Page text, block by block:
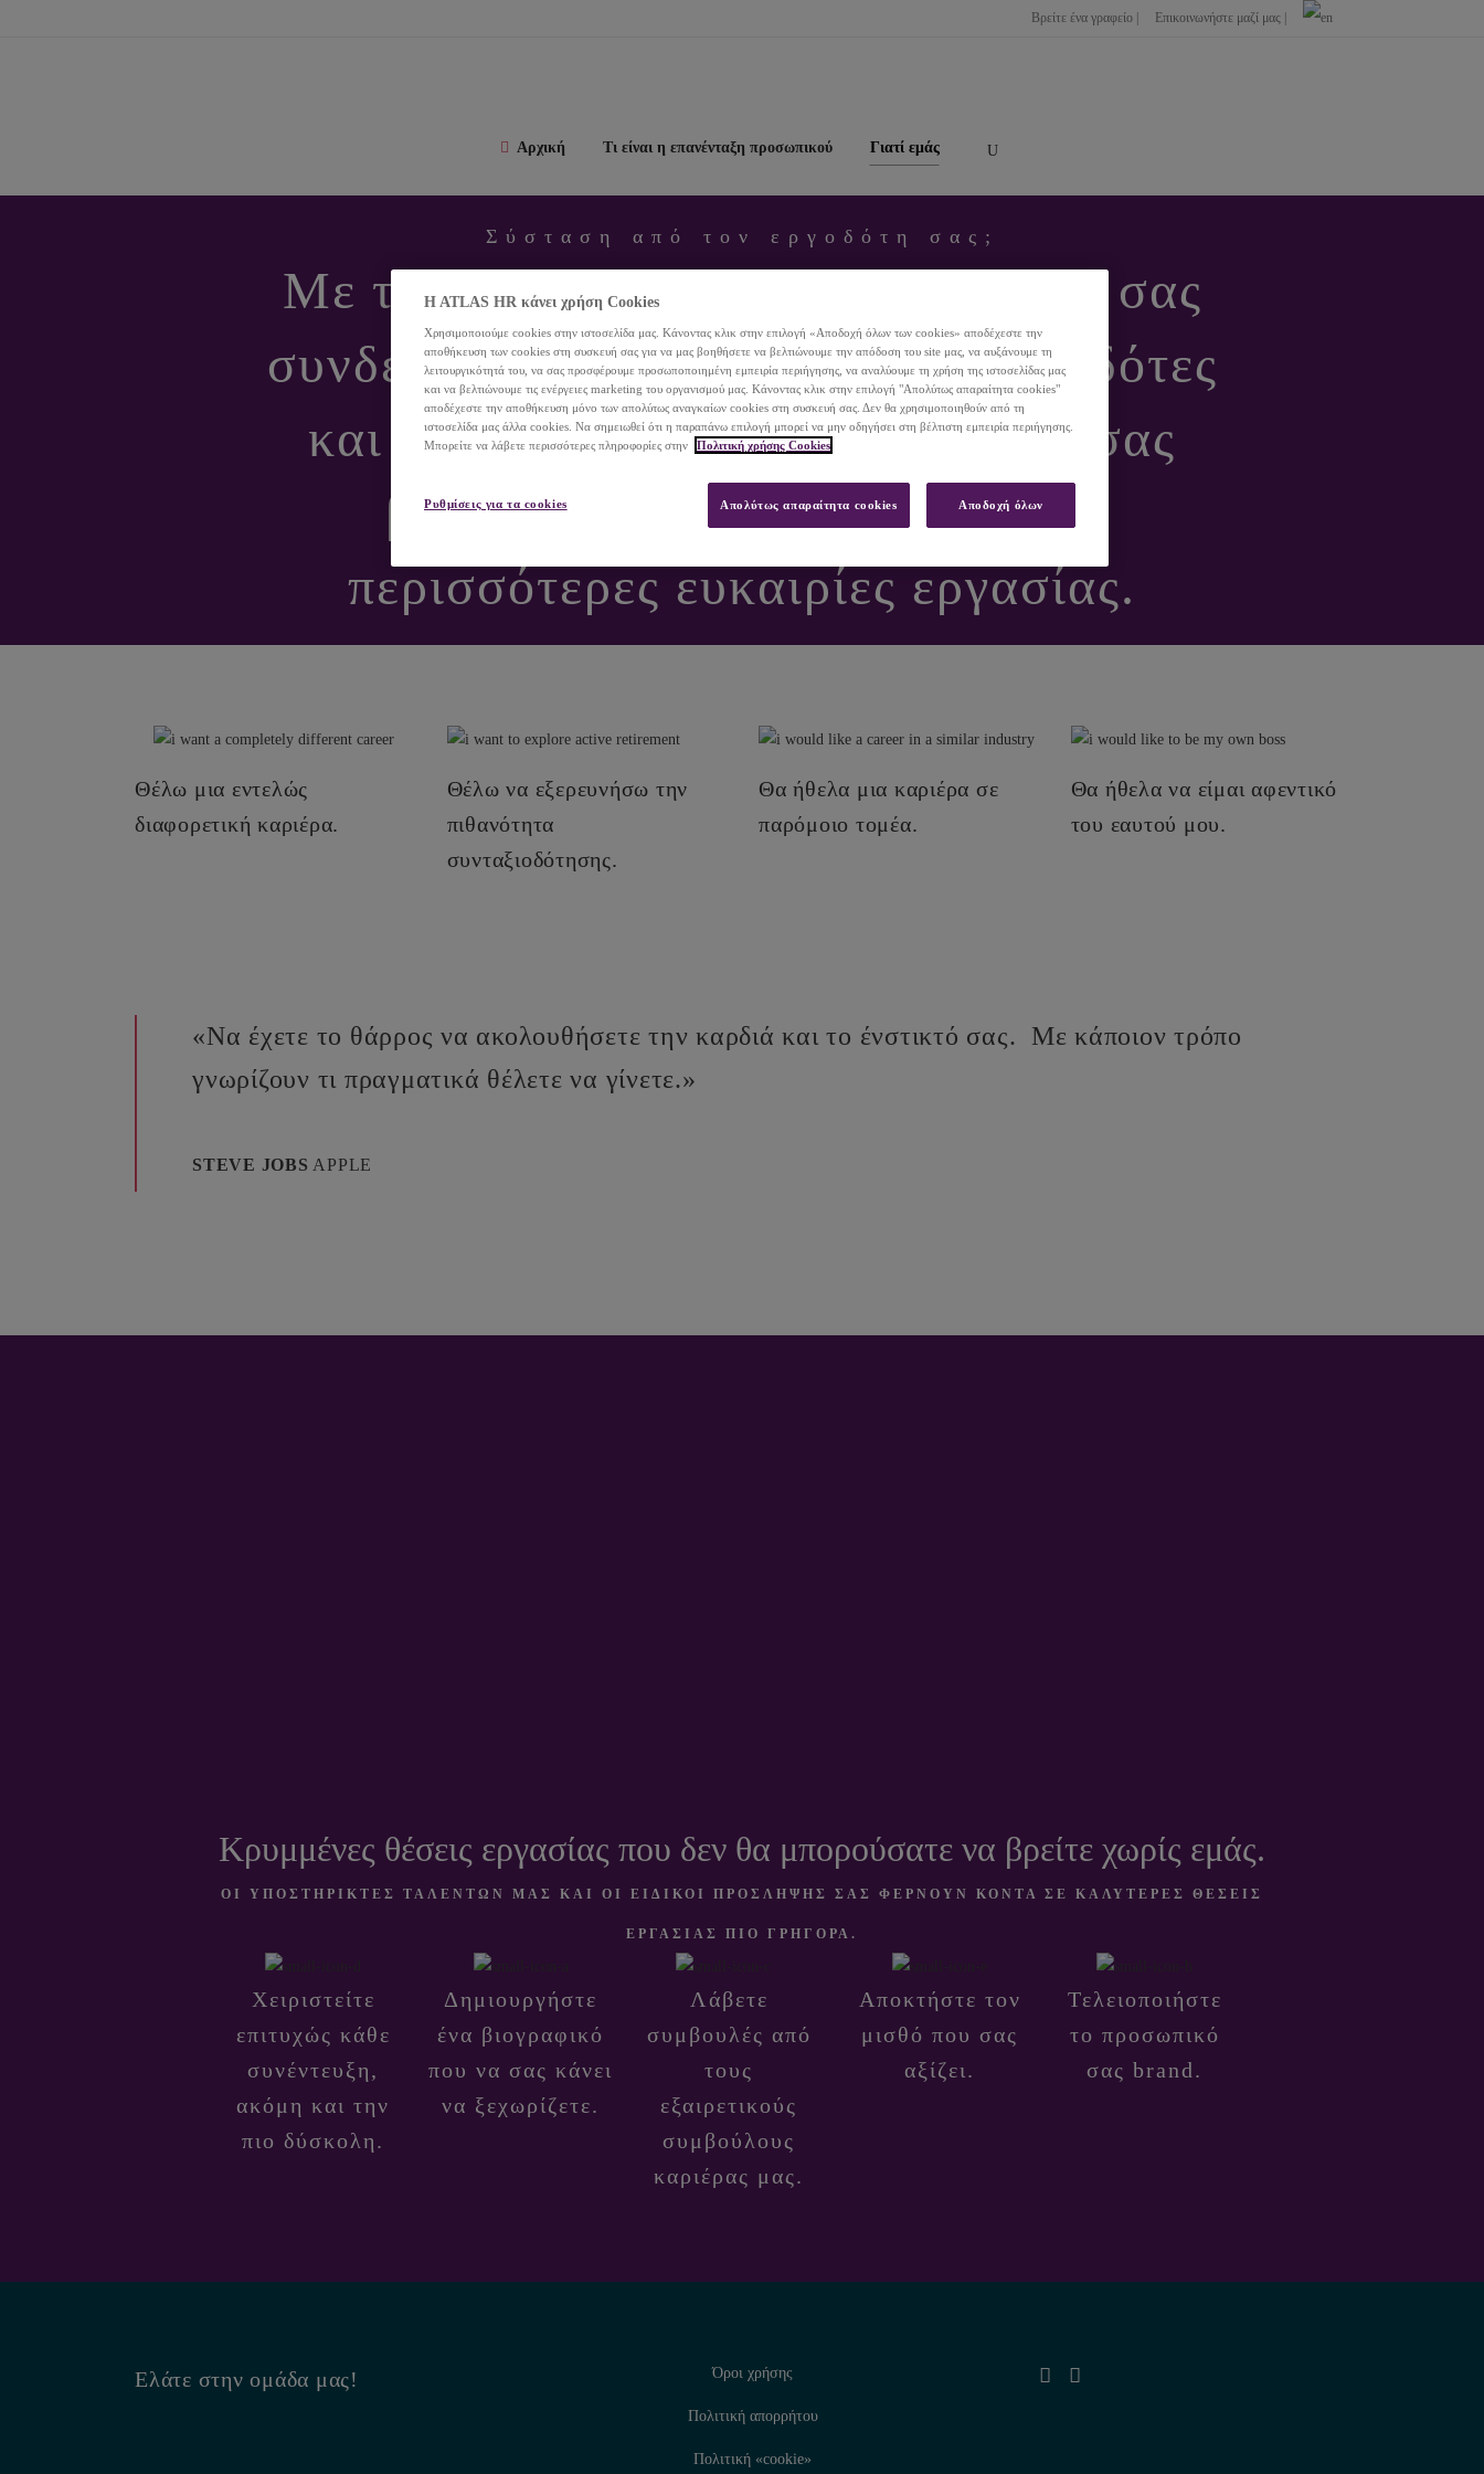
Βρείτε ένα γραφείο | Επικοινωνήστε μαζί μας |
Αρχική Τι είναι η επανένταξη προσωπικού Γιατί εμάς
Σύσταση από τον εργοδότη σας;
Με την ενεργή δικτύωση της LHH, σας
συνδέουμε ενεργά με χιλιάδες εργοδότες
και υπεύθυνους προσλήψεων και σας
βοηθάμε να ανακαλύψετε 60%
περισσότερες ευκαιρίες εργασίας.
Θέλω μια εντελώς
διαφορετική καριέρα.
Θέλω να εξερευνήσω την
πιθανότητα
συνταξιοδότησης.
Θα ήθελα μια καριέρα σε
παρόμοιο τομέα.
Θα ήθελα να είμαι αφεντικό
του εαυτού μου.
«Να έχετε το θάρρος να ακολουθήσετε την καρδιά και το ένστικτό σας. Με κάποιον τρόπο
γνωρίζουν τι πραγματικά θέλετε να γίνετε.»
STEVE JOBS APPLE
Κρυμμένες θέσεις εργασίας που δεν θα μπορούσατε να βρείτε χωρίς εμάς.
ΟΙ ΥΠΟΣΤΗΡΙΚΤΕΣ ΤΑΛΕΝΤΩΝ ΜΑΣ ΚΑΙ ΟΙ ΕΙΔΙΚΟΙ ΠΡΟΣΛΗΨΗΣ ΣΑΣ ΦΕΡΝΟΥΝ ΚΟΝΤΑ ΣΕ ΚΑΛΥΤΕΡΕΣ ΘΕΣΕΙΣ
ΕΡΓΑΣΙΑΣ ΠΙΟ ΓΡΗΓΟΡΑ.
Χειριστείτε
επιτυχώς κάθε
συνέντευξη,
ακόμη και την
πιο δύσκολη.
Δημιουργήστε
ένα βιογραφικό
που να σας κάνει
να ξεχωρίζετε.
Λάβετε
συμβουλές από
τους
εξαιρετικούς
συμβούλους
καριέρας μας.
Αποκτήστε τον
μισθό που σας
αξίζει.
Τελειοποιήστε
το προσωπικό
σας brand.
Ελάτε στην ομάδα μας! Όροι χρήσης
Πολιτική απορρήτου
Πολιτική «cookie»
H ATLAS HR κάνει χρήση Cookies
Χρησιμοποιούμε cookies στην ιστοσελίδα μας. Κάνοντας κλικ στην επιλογή «Αποδοχή όλων των cookies» αποδέχεστε την
αποθήκευση των cookies στη συσκευή σας για να μας βοηθήσετε να βελτιώνουμε την απόδοση του site μας, να αυξάνουμε τη
λειτουργικότητά του, να σας προσφέρουμε προσωποποιημένη εμπειρία περιήγησης, να αναλύουμε τη χρήση της ιστοσελίδας μας
και να βελτιώνουμε τις ενέργειες marketing του οργανισμού μας. Κάνοντας κλικ στην επιλογή "Απολύτως απαραίτητα cookies"
αποδέχεστε την αποθήκευση μόνο των απολύτως αναγκαίων cookies στη συσκευή σας. Δεν θα χρησιμοποιηθούν από τη
ιστοσελίδα μας άλλα cookies. Να σημειωθεί ότι η παραπάνω επιλογή μπορεί να μην οδηγήσει στη βέλτιστη εμπειρία περιήγησης.
Μπορείτε να λάβετε περισσότερες πληροφορίες στην
Πολιτική χρήσης Cookies
Απολύτως απαραίτητα cookies Αποδοχή όλων
Ρυθμίσεις για τα cookies